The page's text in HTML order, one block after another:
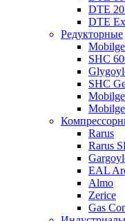
DTE
DTE
Редукторные
SHC
SHC
Rarus
Rarus
EAL
Almo
Zerice
Gas